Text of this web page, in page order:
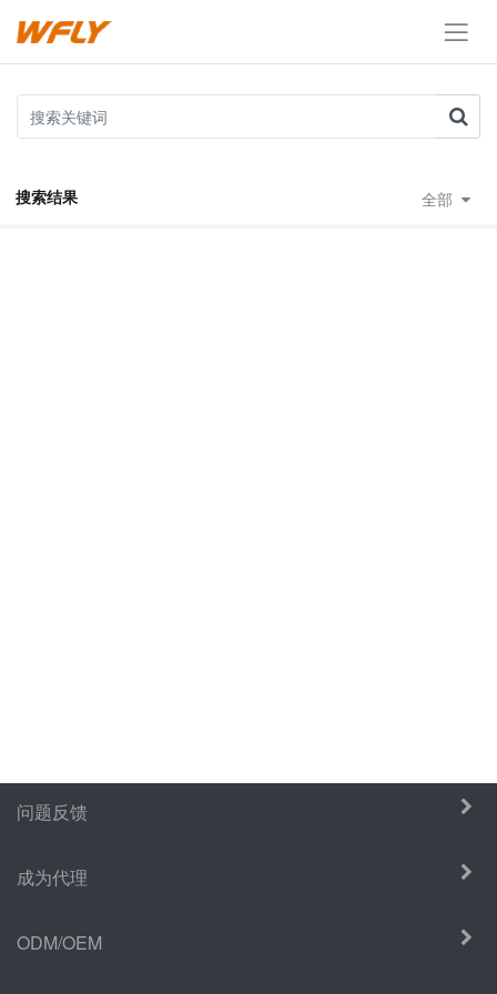
搜索结果 全部
问题反馈
成为代理
ODM/OEM